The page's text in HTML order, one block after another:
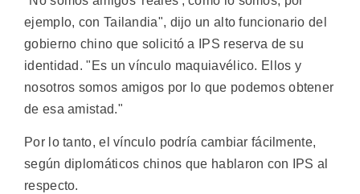
ejemplo, con Tailandia", dijo un alto funcionario del
gobierno chino que solicitó a IPS reserva de su
identidad. "Es un vínculo maquiavélico. Ellos y
nosotros somos amigos por lo que podemos obtener
de esa amistad."
Por lo tanto, el vínculo podría cambiar fácilmente,
según diplomáticos chinos que hablaron con IPS al
respecto.